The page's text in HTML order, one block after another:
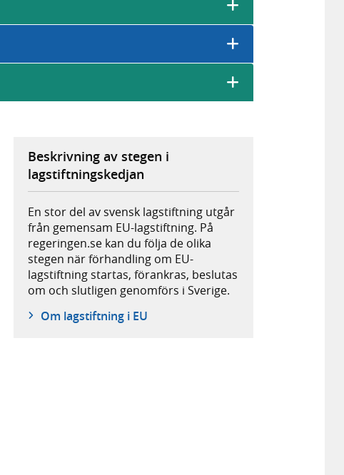
Beskrivning av stegen i
lagstiftningskedjan
En stor del av svensk lagstiftning utgår
från gemensam EU-lagstiftning. På
regeringen.se kan du följa de olika
stegen när förhandling om EU-
lagstiftning startas, förankras, beslutas
om och slutligen genomförs i Sverige.
Om lagstiftning i EU